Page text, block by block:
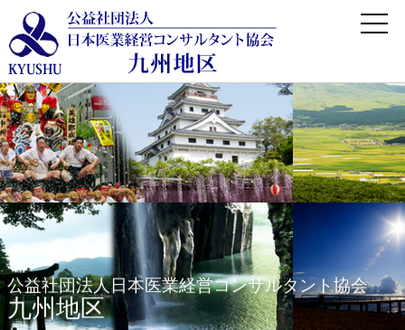
公益社団法人日本医業経営コンサルタント協会
九州地区